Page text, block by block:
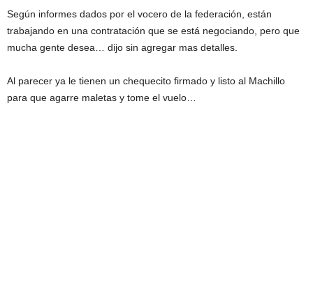
Según informes dados por el vocero de la federación, están
trabajando en una contratación que se está negociando, pero que
mucha gente desea… dijo sin agregar mas detalles.
Al parecer ya le tienen un chequecito firmado y listo al Machillo
para que agarre maletas y tome el vuelo…